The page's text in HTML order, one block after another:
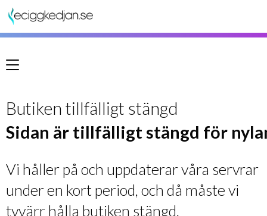
Meny
Butiken tillfälligt stängd
Sidan är tillfälligt stängd för
Vi håller på och uppdaterar våra servrar
under en kort period, och då måste vi
tyvärr hålla butiken stängd.